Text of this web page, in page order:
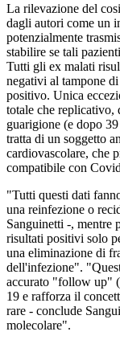
La rilevazione del
dagli autori come un
potenzialmente
stabilire se tali
Tutti gli ex malati
negativi al tampone
positivo. Unica
totale che replicativo,
guarigione (e dopo
tratta di un soggetto
cardiovascolare, che
compatibile con
"Tutti questi dati
una reinfezione o
Sanguinetti -, mentre
risultati positivi solo
una eliminazione di
dell'infezione".
accurato "follow up"
19 e rafforza il
rare - conclude
molecolare".